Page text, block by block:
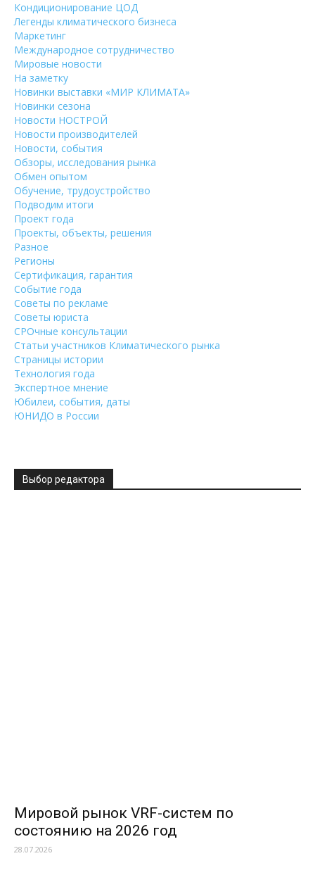
Кондиционирование ЦОД
Легенды климатического бизнеса
Маркетинг
Международное сотрудничество
Мировые новости
На заметку
Новинки выставки «МИР КЛИМАТА»
Новинки сезона
Новости НОСТРОЙ
Новости производителей
Новости, события
Обзоры, исследования рынка
Обмен опытом
Обучение, трудоустройство
Подводим итоги
Проект года
Проекты, объекты, решения
Разное
Регионы
Сертификация, гарантия
Событие года
Советы по рекламе
Советы юриста
СРОчные консультации
Статьи участников Климатического рынка
Страницы истории
Технология года
Экспертное мнение
Юбилеи, события, даты
ЮНИДО в России
Выбор редактора
Мировой рынок VRF-систем по
состоянию на 2026 год
28.07.2026